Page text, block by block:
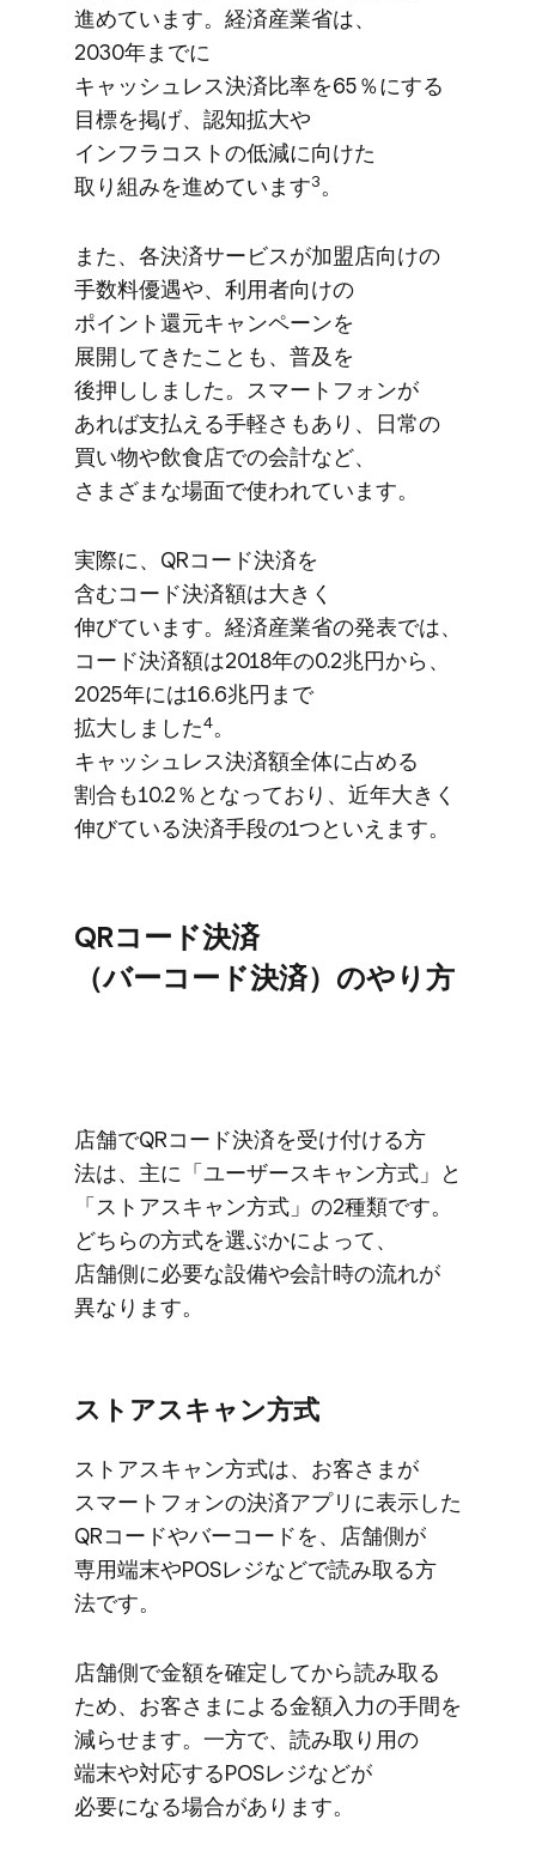
進めています。​経済産業省は、​
2030年までに​
キャッシュレス決済比率を​65％に​する​
目標を​掲げ、​認知拡大や​
インフラコストの​低減に​向けた​
取り組みを​進めています3。
また、​各決済サービスが​加盟店向けの​
手数料優遇や、​利用者向けの​
ポイント還元キャンペーンを​
展開してきたことも、​普及を​
後押ししました。​スマートフォンが​
あれば​支払える​手軽さも​あり、​日常の​
買い物や​飲食店での​会計など、​
さまざまな​場面で​使われています。
実際に、​QRコード決済を​
含むコード決済額は​大きく​
伸びています。​経済産業省の​発表では、​
コード決済額は​2018年の​0.2兆円から、​
2025年には​16.6兆円まで​
拡大しました4。​
キャッシュレス決済額全体に​占める​
割合も​10.2％と​なっており、​近年​大きく​
伸びている​決済手段の​1つと​いえます。
QRコード決済​
（バーコード決済）の​やり方
店舗で​QRコード決済を​受け付ける​方​
法は、​主に​「ユーザースキャン方​式」と​
「ストアスキャン方​式」の​2種類です。​
どちらの​方​式を​選ぶかに​よって、​
店舗側に​必要な​設備や​会計時の​流れが​
異なります。
ストアスキャン方​式
ストアスキャン方​式は、​お客さまが​
スマートフォンの​決済アプリに​表示した​
QRコードや​バーコードを、​店舗側が​
専用端末や​POSレジなどで​読み取る​方​
法です。
店舗側で​金額を​確定してから​読み取る​
ため、​お客さまに​よる​金額入力の​手間を​
減らせます。​一方で、​読み取り用の​
端末や​対応する​POSレジなどが​
必要になる​場合が​あります。